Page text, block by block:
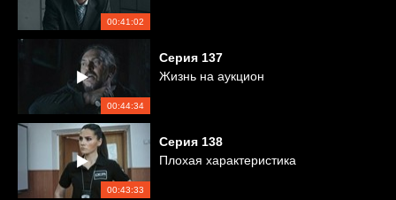
00:41:02
00:44:34
Серия 137
Жизнь на аукцион
00:43:33
Серия 138
Плохая характеристика